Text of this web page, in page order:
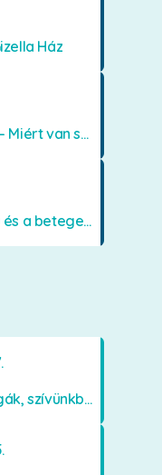
Ház
A közösség ereje – Miért van szükségünk egymásra?
Jézus Szíve-búcsú és a betegek kenetének közösségi kiszolgáltatása Mátraverebély-Szentkúton
Színpadon a kollégák, szívünkben a lakók